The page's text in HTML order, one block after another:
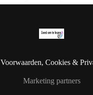
Voorwaarden, Cookies &
Marketing partners